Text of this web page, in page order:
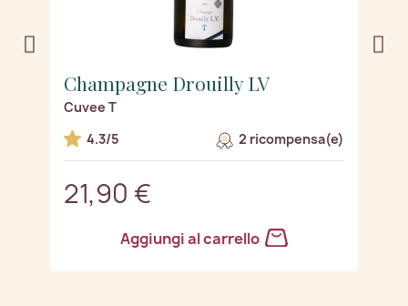
Champagne Drouilly LV
Cuvee T
4.3/5
2 ricompensa(e)
21,90 €
Aggiungi al carrello